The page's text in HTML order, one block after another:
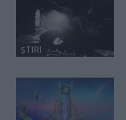
ȘTIRI